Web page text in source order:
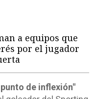
a equipos que
por el jugador
de inflexión"